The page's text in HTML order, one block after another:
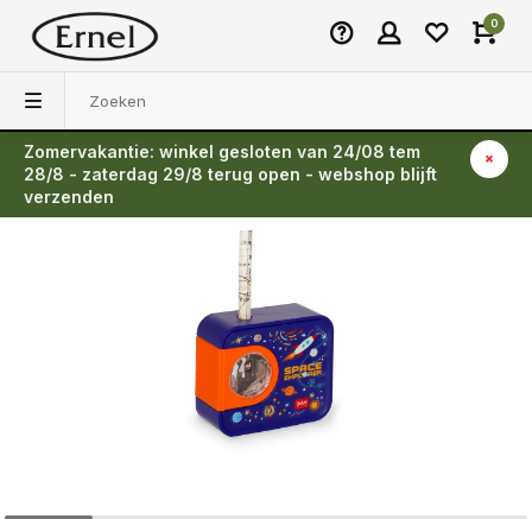
0
Zomervakantie: winkel gesloten van 24/08 tem
28/8 - zaterdag 29/8 terug open - webshop blijft
verzenden
Terug